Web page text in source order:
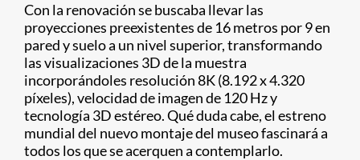
Con la renovación se buscaba llevar las
proyecciones preexistentes de 16 metros por 9 en
pared y suelo a un nivel superior, transformando
las visualizaciones 3D de la muestra
incorporándoles resolución 8K (8.192 x 4.320
píxeles), velocidad de imagen de 120 Hz y
tecnología 3D estéreo. Qué duda cabe, el estreno
mundial del nuevo montaje del museo fascinará a
todos los que se acerquen a contemplarlo.